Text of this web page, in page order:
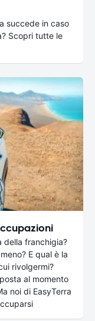
succede in caso
Scopri tutte le
della franchigia?
E qual è la
rivolgermi?
al momento
noi di EasyTerra